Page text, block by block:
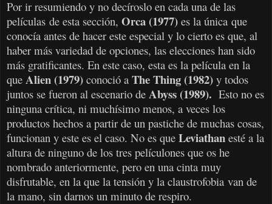
Por ir resumiendo y no decíroslo en cada una de las
películas de esta sección, Orca (1977) es la única que
conocía antes de hacer este especial y lo cierto es que, al
haber más variedad de opciones, las elecciones han sido
más gratificantes. En este caso, esta es la película en la
que Alien (1979) conoció a The Thing (1982) y todos
juntos se fueron al escenario de Abyss (1989). Esto no es
ninguna crítica, ni muchísimo menos, a veces los
productos hechos a partir de un pastiche de muchas cosas,
funcionan y este es el caso. No es que Leviathan esté a la
altura de ninguno de los tres películones que os he
nombrado anteriormente, pero en una cinta muy
disfrutable, en la que la tensión y la claustrofobia van de
la mano, sin darnos un minuto de respiro.